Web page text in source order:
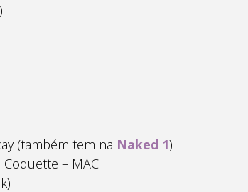
(também tem na Naked 1)
– MAC